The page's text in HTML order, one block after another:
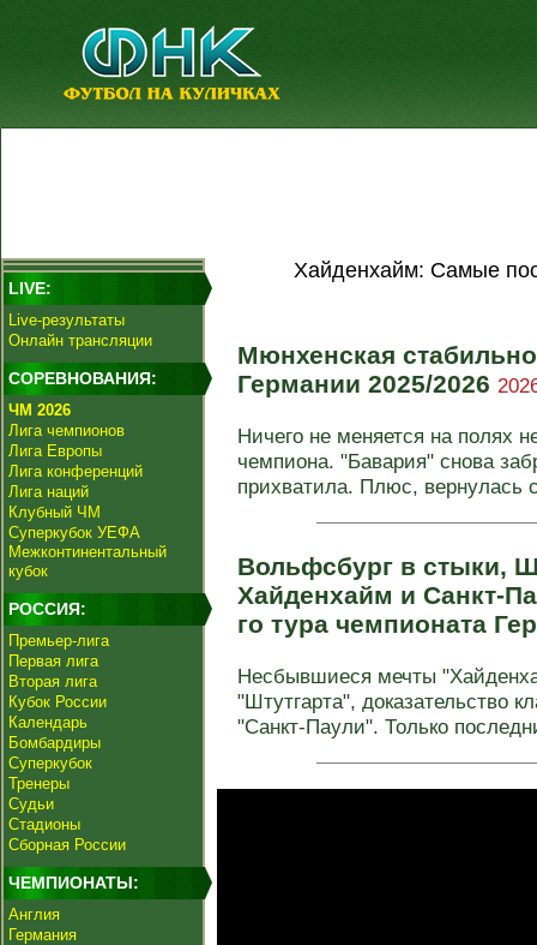
LIVE:
Live-результаты
Онлайн трансляции
СОРЕВНОВАНИЯ:
ЧМ 2026
Лига чемпионов
Лига Европы
Лига конференций
Лига наций
Клубный ЧМ
Суперкубок УЕФА
Межконтинентальный
кубок
РОССИЯ:
Премьер-лига
Первая лига
Вторая лига
Кубок России
Календарь
Бомбардиры
Суперкубок
Тренеры
Судьи
Стадионы
Сборная России
ЧЕМПИОНАТЫ:
Англия
Германия
Хайденхайм: Самые
Мюнхенская
Германии 2025/2026
Ничего не меняется на полях
чемпиона. "Бавария" снова
прихватила. Плюс, вернулась
Вольфсбург в стыки,
Хайденхайм и Санкт-
го тура чемпионата
Несбывшиеся мечты
"Штутгарта", доказательство
"Санкт-Паули". Только